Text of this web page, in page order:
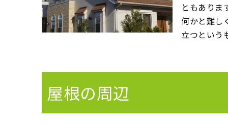
ともありま
何かと難し
立つという
屋根の周辺